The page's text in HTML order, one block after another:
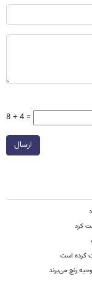
8 + 4 =
ارسال
کرد
رنج می‌برند